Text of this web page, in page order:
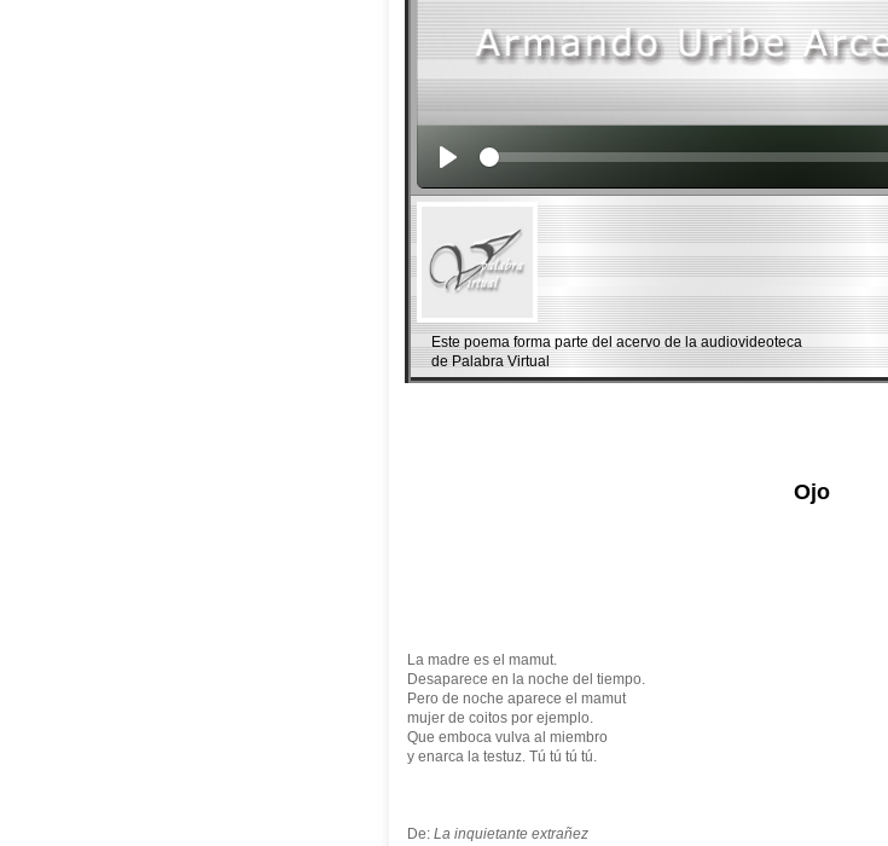
Seek
Este poema forma parte del acervo de la audiovideoteca
de Palabra Virtual
Ojo
La madre es el mamut.
Desaparece en la noche del tiempo.
Pero de noche aparece el mamut
mujer de coitos por ejemplo.
Que emboca vulva al miembro
y enarca la testuz. Tú tú tú tú.
De: La inquietante extrañez